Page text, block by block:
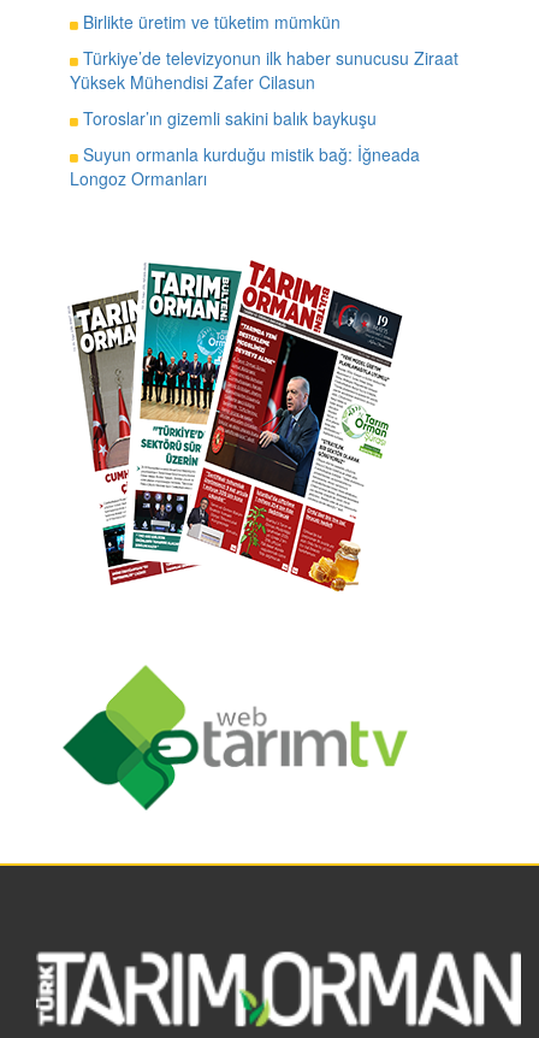
Birlikte üretim ve tüketim mümkün
Türkiye’de televizyonun ilk haber sunucusu Ziraat
Yüksek Mühendisi Zafer Cilasun
Toroslar’ın gizemli sakini balık baykuşu
Suyun ormanla kurduğu mistik bağ: İğneada
Longoz Ormanları